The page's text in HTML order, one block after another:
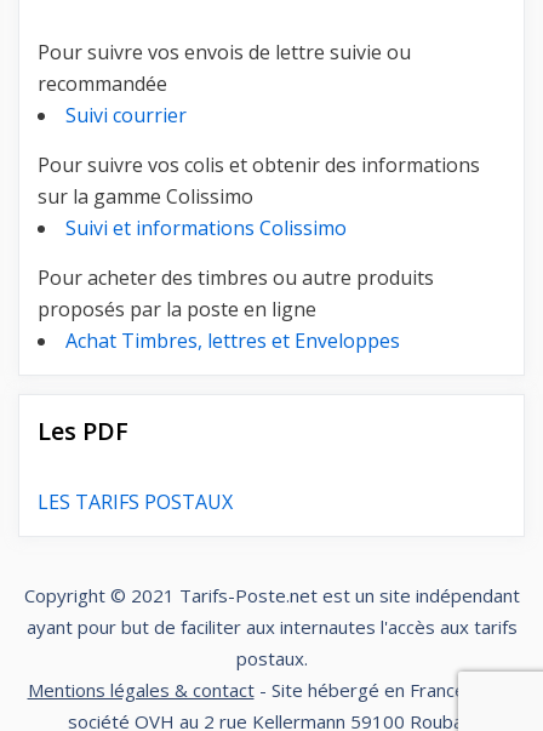
Pour suivre vos envois de lettre suivie ou
recommandée
Suivi courrier
Pour suivre vos colis et obtenir des informations
sur la gamme Colissimo
Suivi et informations Colissimo
Pour acheter des timbres ou autre produits
proposés par la poste en ligne
Achat Timbres, lettres et Enveloppes
Les PDF
LES TARIFS POSTAUX
Copyright © 2021 Tarifs-Poste.netest un site indépendant
ayant pour but de faciliter aux internautes l'accès aux tarifs
postaux.
Mentions légales & contact- Site hébergé en France par la
société OVH au 2 rue Kellermann 59100 Roubaix